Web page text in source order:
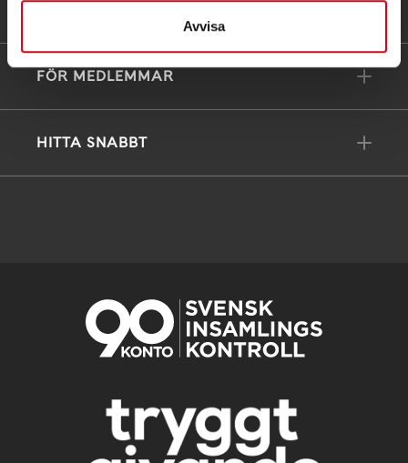
Avvisa
FÖR MEDLEMMAR
HITTA SNABBT